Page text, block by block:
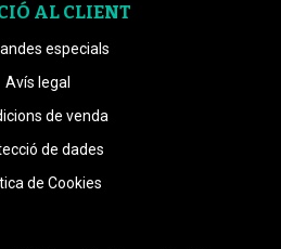
AL CLIENT
especials
Avís legal
de venda
de dades
de Cookies